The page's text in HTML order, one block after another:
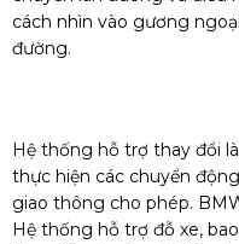
cách nhìn vào gương
đường.
Hệ thống hỗ trợ thay đổi
thực hiện các chuyển
giao thông cho phép.
Hệ thống hỗ trợ đỗ xe,